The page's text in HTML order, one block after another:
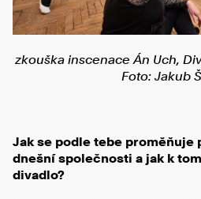
zkouška inscenace Án Uch,
Foto: Jakub
Jak se podle tebe proměňuje
dnešní společnosti a jak k
divadlo?